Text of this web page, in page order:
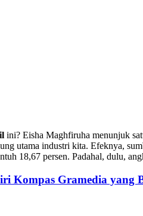
ini? Eisha Maghfiruha menunjuk
utama industri kita. Efeknya,
18,67 persen. Padahal, dulu,
Kompas Gramedia yang